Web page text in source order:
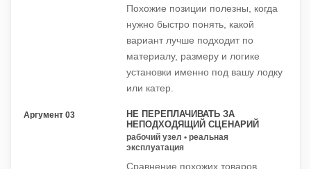
Похожие позиции полезны, когда
нужно быстро понять, какой
вариант лучше подходит по
материалу, размеру и логике
установки именно под вашу лодку
или катер.
Аргумент 03
НЕ ПЕРЕПЛАЧИВАТЬ ЗА
НЕПОДХОДЯЩИЙ СЦЕНАРИЙ
рабочий узел • реальная
эксплуатация
Сравнение похожих товаров